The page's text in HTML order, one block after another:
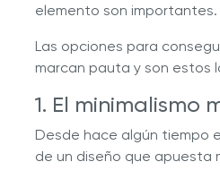
elemento son importantes.
Las opciones para
marcan pauta y son estos
1. El minimalismo
Desde hace algún tiempo
de un diseño que apuesta